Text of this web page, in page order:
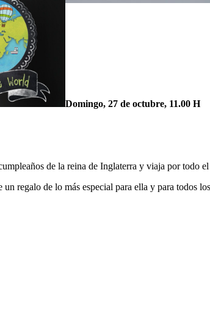
Domingo, 27 de octubre, 11.00 H
de la reina de Inglaterra y viaja por todo
regalo de lo más especial para ella y para todos